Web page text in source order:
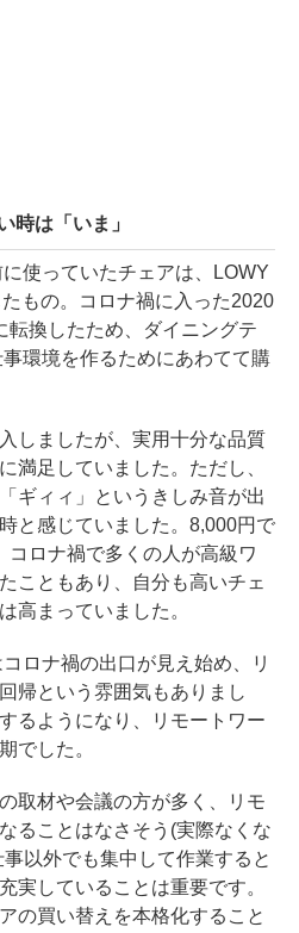
時は「いま」
使っていたチェアは、LOWY
もの。コロナ禍に入った2020
転換したため、ダイニングテ
環境を作るためにあわてて購
しましたが、実用十分な品質
満足していました。ただし、
ギィィ」というきしみ音が出
と感じていました。8,000円で
コロナ禍で多くの人が高級ワ
こともあり、自分も高いチェ
高まっていました。
ロナ禍の出口が見え始め、リ
帰という雰囲気もありまし
るようになり、リモートワー
でした。
取材や会議の方が多く、リモ
ることはなさそう(実際なくな
以外でも集中して作業すると
実していることは重要です。
の買い替えを本格化すること